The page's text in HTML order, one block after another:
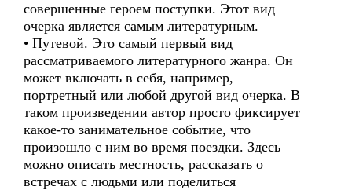
совершенные героем поступки. Этот вид
очерка является самым литературным.
• Путевой. Это самый первый вид
рассматриваемого литературного жанра. Он
может включать в себя, например,
портретный или любой другой вид очерка. В
таком произведении автор просто фиксирует
какое-то занимательное событие, что
произошло с ним во время поездки. Здесь
можно описать местность, рассказать о
встречах с людьми или поделиться